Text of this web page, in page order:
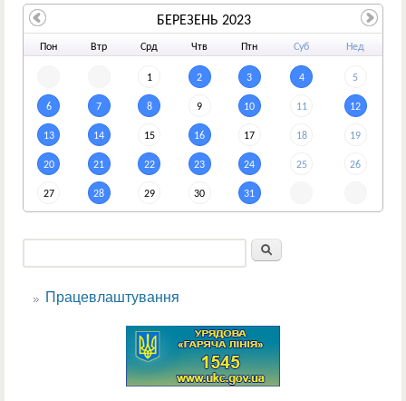
Пон Втр Срд Чтв Птн Суб Нед
1 2 3 4 5
6 7 8 9 10 11 12
13 14 15 16 17 18 19
20 21 22 23 24 25 26
27 28 29 30 31
БЕРЕЗЕНЬ 2023
Пошукова форма
Працевлаштування